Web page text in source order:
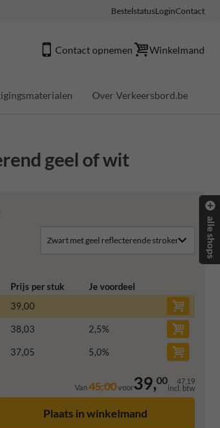
BestelstatusLoginContact
Contact opnemen Winkelmand
Over Verkeersbord.be
geel of wit
Prijs per stuk
Je voordeel
39,00
38,03 2,5%
37,05 5,0%
Van45,00voor39,00 47,19
incl. btw
Plaats in winkelmand
alle shops